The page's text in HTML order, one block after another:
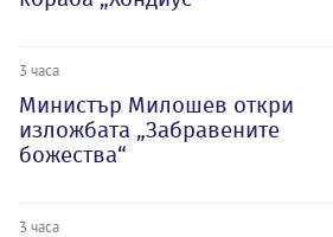
3 часа
Министър Милошев откри
изложбата „Забравените
божества“
3 часа